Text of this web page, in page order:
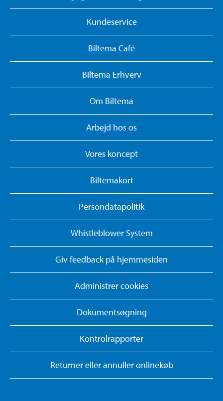
Kundeservice
Biltema Café
Biltema Erhverv
Om Biltema
Arbejd hos os
Vores koncept
Biltemakort
Persondatapolitik
Whistleblower System
Giv feedback på hjemmesiden
Administrer cookies
Dokumentsøgning
Kontrolrapporter
Returner eller annuller onlinekøb